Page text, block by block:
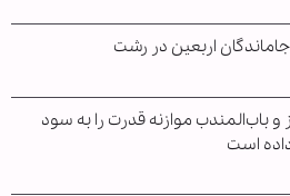
اربعین در رشت
و باب‌المندب موازنه قدرت را به سود
است